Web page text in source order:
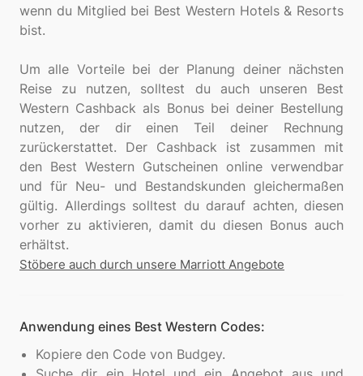
wenn du Mitglied bei Best Western Hotels & Resorts
bist.
Um alle Vorteile bei der Planung deiner nächsten
Reise zu nutzen, solltest du auch unseren Best
Western Cashback als Bonus bei deiner Bestellung
nutzen, der dir einen Teil deiner Rechnung
zurückerstattet. Der Cashback ist zusammen mit
den Best Western Gutscheinen online verwendbar
und für Neu- und Bestandskunden gleichermaßen
gültig. Allerdings solltest du darauf achten, diesen
vorher zu aktivieren, damit du diesen Bonus auch
Stöbere auch durch unsere Marriott Angebote
Anwendung eines Best Western Codes:
Kopiere den Code von Budgey.